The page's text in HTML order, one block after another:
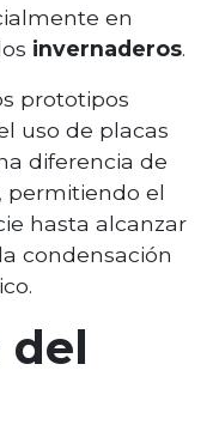
en
invernaderos.
prototipos
uso de placas
diferencia de
permitiendo el
hasta alcanzar
condensación
del